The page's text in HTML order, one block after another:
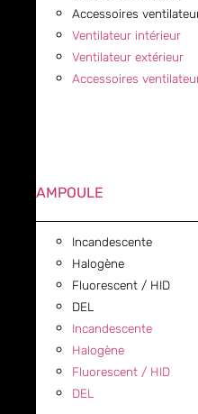
Accessoires
Ventilateur intérieur
Ventilateur extérieur
Accessoires
AMPOULE
Incandescente
Halogène
Fluorescent / HID
DEL
Incandescente
Halogène
Fluorescent / HID
DEL